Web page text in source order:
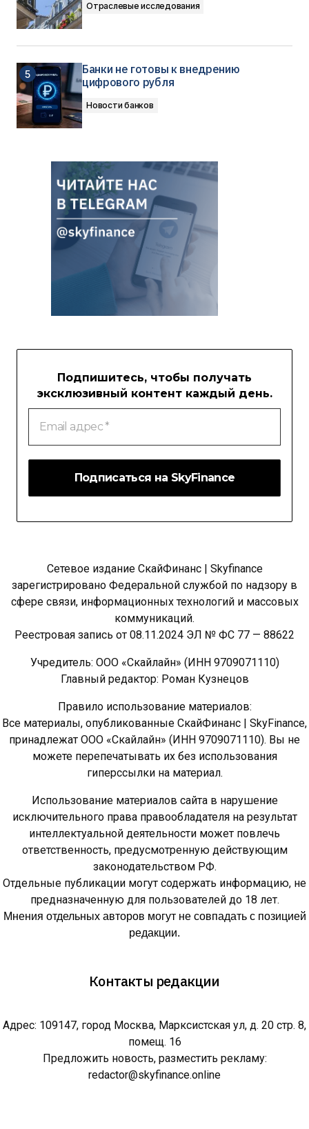
Отраслевые исследования
Банки не готовы к внедрению
цифрового рубля
Новости банков
Подпишитесь, чтобы получать
эксклюзивный контент каждый день.
Email
адрес
Сетевое издание СкайФинанс | Skyfinance
зарегистрировано Федеральной службой по надзору в
сфере связи, информационных технологий и массовых
коммуникаций.
Реестровая запись от 08.11.2024 ЭЛ № ФС 77 — 88622
Учредитель: ООО «Скайлайн» (ИНН 9709071110)
Главный редактор: Роман Кузнецов
Правило использование материалов:
Все материалы, опубликованные СкайФинанс | SkyFinance,
принадлежат ООО «Скайлайн» (ИНН 9709071110). Вы не
можете перепечатывать их без использования
гиперссылки на материал.
Использование материалов сайта в нарушение
исключительного права правообладателя на результат
интеллектуальной деятельности может повлечь
ответственность, предусмотренную действующим
законодательством РФ.
Отдельные публикации могут содержать информацию, не
предназначенную для пользователей до 18 лет.
Мнения отдельных авторов могут не совпадать с позицией
редакции.
Контакты редакции
Адрес: 109147, город Москва, Марксистская ул, д. 20 стр. 8,
помещ. 16
Предложить новость, разместить рекламу:
redactor@skyfinance.online